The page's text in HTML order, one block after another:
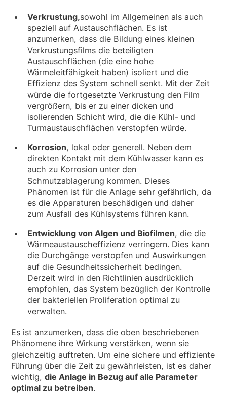
Verkrustung,sowohl im Allgemeinen als auch
speziell auf Austauschflächen. Es ist
anzumerken, dass die Bildung eines kleinen
Verkrustungsfilms die beteiligten
Austauschflächen (die eine hohe
Wärmeleitfähigkeit haben) isoliert und die
Effizienz des System schnell senkt. Mit der Zeit
würde die fortgesetzte Verkrustung den Film
vergrößern, bis er zu einer dicken und
isolierenden Schicht wird, die die Kühl- und
Turmaustauschflächen verstopfen würde.
Korrosion, lokal oder generell. Neben dem
direkten Kontakt mit dem Kühlwasser kann es
auch zu Korrosion unter den
Schmutzablagerung kommen. Dieses
Phänomen ist für die Anlage sehr gefährlich, da
es die Apparaturen beschädigen und daher
zum Ausfall des Kühlsystems führen kann.
Entwicklung von Algen und Biofilmen, die die
Wärmeaustauscheffizienz verringern. Dies kann
die Durchgänge verstopfen und Auswirkungen
auf die Gesundheitssicherheit bedingen.
Derzeit wird in den Richtlinien ausdrücklich
empfohlen, das System bezüglich der Kontrolle
der bakteriellen Proliferation optimal zu
verwalten.
Es ist anzumerken, dass die oben beschriebenen
Phänomene ihre Wirkung verstärken, wenn sie
gleichzeitig auftreten. Um eine sichere und effiziente
Führung über die Zeit zu gewährleisten, ist es daher
wichtig,die Anlage in Bezug auf alle Parameter
optimal zu betreiben.